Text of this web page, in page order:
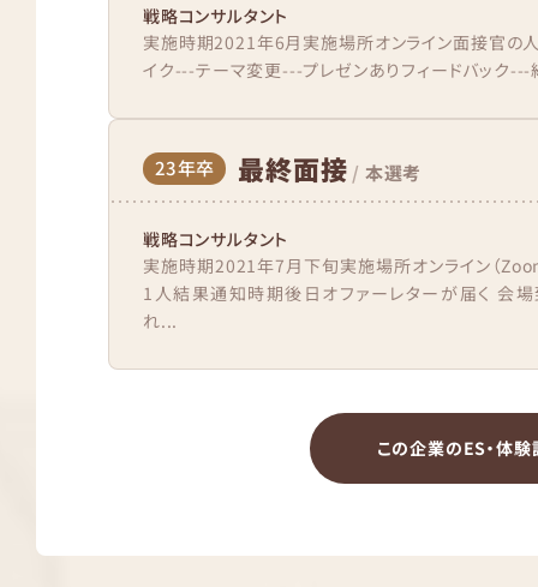
戦略コンサルタント
実施時期2021年6月実施場所オンライン面接官の
イク---テーマ変更---プレゼンありフィードバック
23年卒 最終面接 / 本選考
戦略コンサルタント
実施時期2021年7月下旬実施場所オンライン（
1人結果通知時期後日オファーレターが届く 会場
れ...
この企業のES・体験